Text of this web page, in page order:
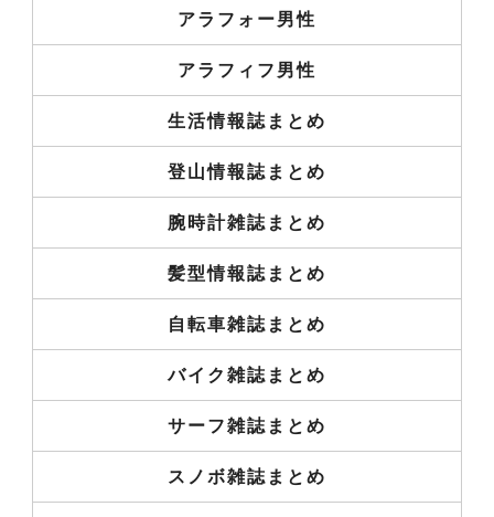
アラフォー男性
アラフィフ男性
生活情報誌まとめ
登山情報誌まとめ
腕時計雑誌まとめ
髪型情報誌まとめ
自転車雑誌まとめ
バイク雑誌まとめ
サーフ雑誌まとめ
スノボ雑誌まとめ